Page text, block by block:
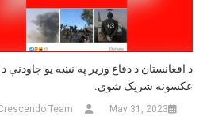
د افغانستان د دفاع وزیر په نښه يو چاودنې د
عکسونه شریک شوي.
May 31, 2023
Team